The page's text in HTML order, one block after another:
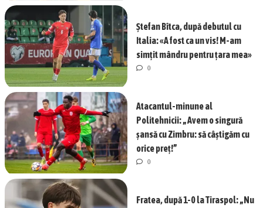
Ștefan Bîtca, după debutul cu
Italia: «A fost ca un vis! M-am
simțit mândru pentru țara mea»
0
Atacantul-minune al
Politehnicii: „Avem o singură
șansă cu Zimbru: să câștigăm cu
orice preț!”
0
Fratea, după 1-0 la Tiraspol: „Nu